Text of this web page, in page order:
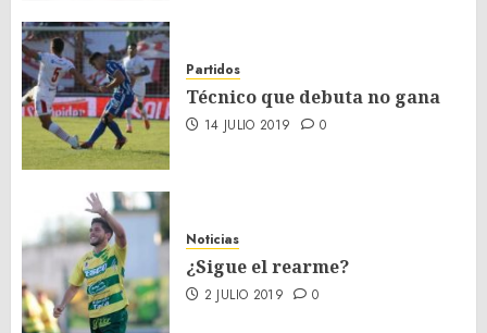
Partidos
Técnico que debuta no gana
14 JULIO 2019 0
Noticias
¿Sigue el rearme?
2 JULIO 2019 0